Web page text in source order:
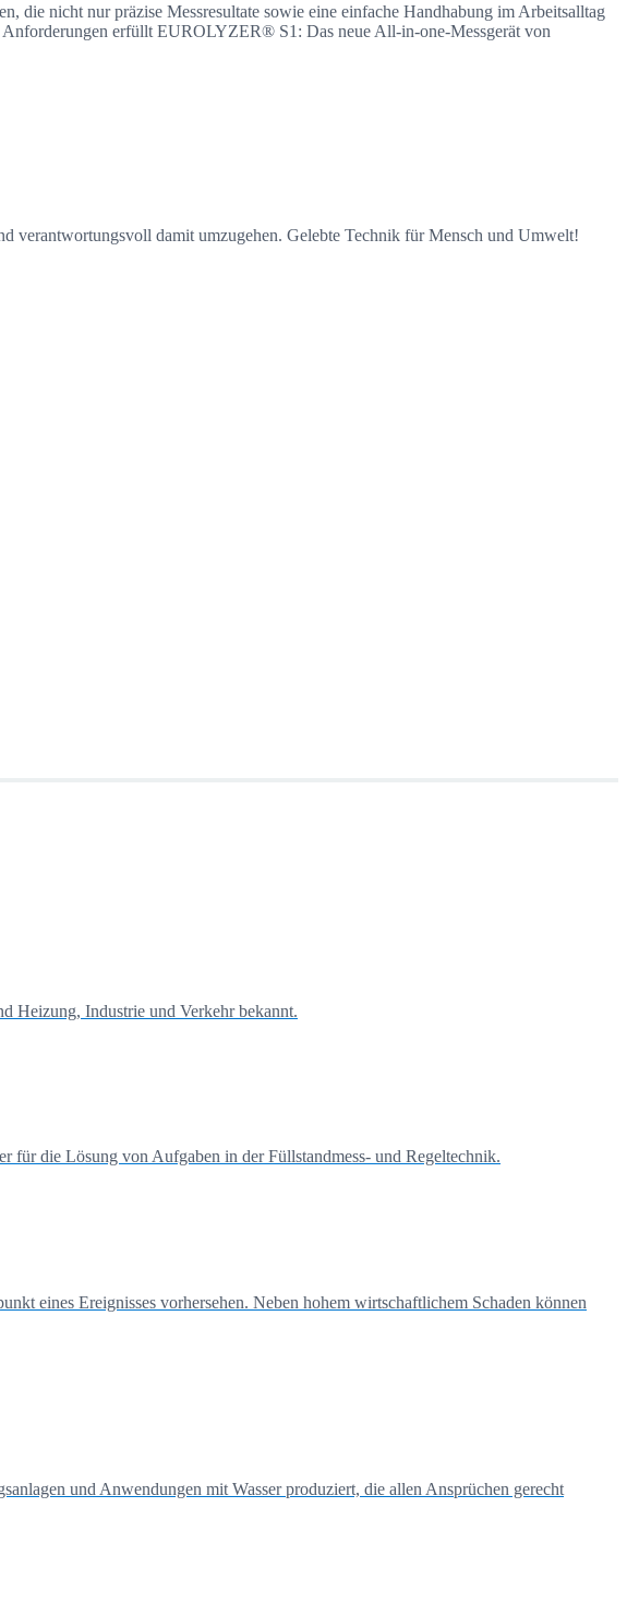
die nicht nur präzise Messresultate sowie eine einfache Handhabung im Arbeitsalltag
erfüllt EUROLYZER® S1: Das neue All-in-one-Messgerät von
verantwortungsvoll damit umzugehen. Gelebte Technik für Mensch und Umwelt!
Heizung, Industrie und Verkehr bekannt.
für die Lösung von Aufgaben in der Füllstandmess- und Regeltechnik.
eines Ereignisses vorhersehen. Neben hohem wirtschaftlichem Schaden können
und Anwendungen mit Wasser produziert, die allen Ansprüchen gerecht